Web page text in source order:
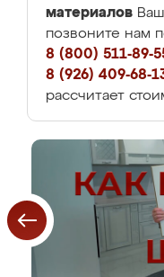
материалов
позвоните нам
8 (800) 511-89-
8 (926) 409-68-
рассчитает